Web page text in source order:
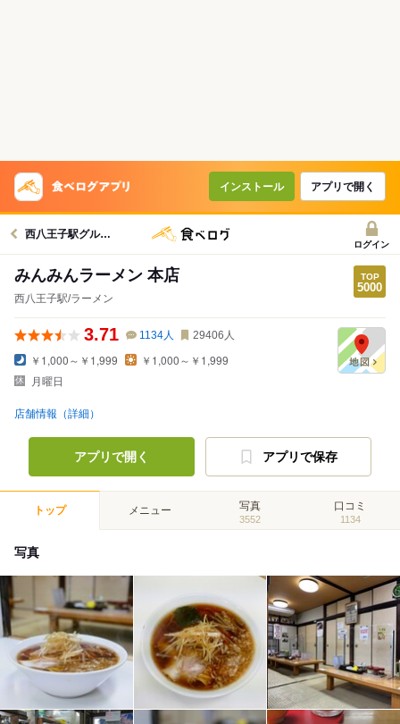
インストール アプリで開く
西八王子駅グルメへ
ログイン
みんみんラーメン 本店
西八王子駅/ラーメン
3.71 1134人 29406 人
￥1,000～￥1,999
￥1,000～￥1,999
月曜日
店舗情報（詳細）
アプリで開く アプリで保存
トップ メニュー 写真
3552
口コミ
1134
写真